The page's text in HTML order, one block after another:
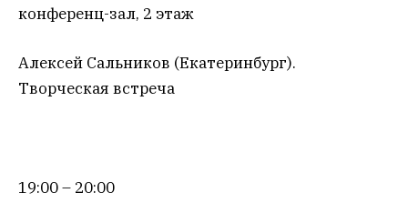
конференц-зал, 2 этаж
Алексей Сальников (Екатеринбург).
Творческая встреча
19:00 – 20:00